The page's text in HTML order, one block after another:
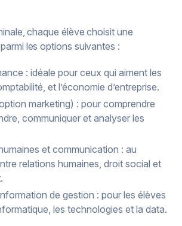
chaque élève choisit une
les options suivantes :
: idéale pour ceux qui aiment les
et l’économie d’entreprise.
marketing) : pour comprendre
communiquer et analyser les
et communication : au
relations humaines, droit social et
de gestion : pour les élèves
les technologies et la data.